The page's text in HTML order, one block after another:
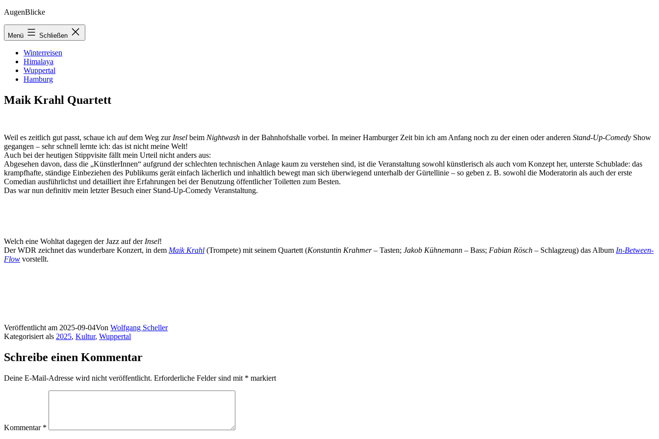
Zum
springen
AugenBlicke
Menü Schließen
Winterreisen
Himalaya
Wuppertal
Hamburg
Maik Krahl Quartett
Weil es zeitlich gut passt, schaue ich auf dem Weg zur Insel beim Nightwash in der Bahnhofshalle vorbei. In meiner Hamburger Zeit bin ich am Anfang noch zu der einen oder anderen Stand-Up-Comedy Show
gegangen – sehr schnell lernte ich: das ist nicht meine Welt!
Auch bei der heutigen Stippvisite fällt mein Urteil nicht anders aus:
Abgesehen davon, dass die „KünstlerInnen“ aufgrund der schlechten technischen Anlage kaum zu verstehen sind, ist die Veranstaltung sowohl künstlerisch als auch vom Konzept her, unterste Schublade: das
krampfhafte, ständige Einbeziehen des Publikums gerät einfach lächerlich und inhaltlich bewegt man sich überwiegend unterhalb der Gürtellinie – so geben z. B. sowohl die Moderatorin als auch der erste
Comedian ausführlichst und detailliert ihre Erfahrungen bei der Benutzung öffentlicher Toiletten zum Besten.
Das war nun definitiv mein letzter Besuch einer Stand-Up-Comedy Veranstaltung.
Welch eine Wohltat dagegen der Jazz auf der Insel!
Der WDR zeichnet das wunderbare Konzert, in dem Maik Krahl (Trompete) mit seinem Quartett (Konstantin Krahmer– Tasten; Jakob Kühnemann – Bass; Fabian Rösch – Schlagzeug) das Album In-Between-
Flow vorstellt.
Veröffentlicht am 2025-09-04Von Wolfgang Scheller
Kategorisiert als 2025, Kultur, Wuppertal
Schreibe einen Kommentar
Deine E-Mail-Adresse wird nicht veröffentlicht. Erforderliche Felder sind mit * markiert
Kommentar *